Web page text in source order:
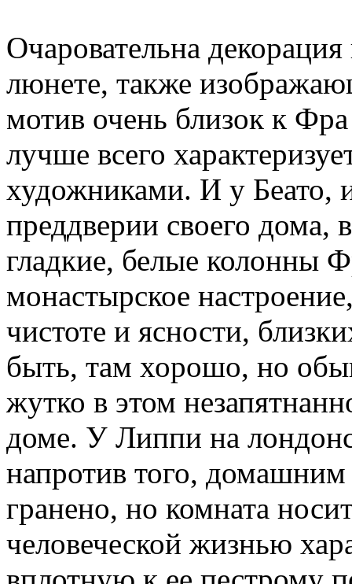
Очаровательна
люнете, также
мотив очень близок к
лучше всего
художниками. И у Беато,
преддверии своего
гладкие, белые колонны
монастырское
чистоте и ясности,
быть, там хорошо, но
жутко в этом
доме. У Липпи на
напротив того,
гранено, но комната
человеческой жизнью